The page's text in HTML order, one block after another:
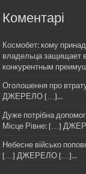
Коментарі
Космобет: кому
владельца защищает
конкурентным
Оголошення про
ДЖЕРЕЛО […]...
Дуже потрібна
Місце Рівне: […]
Небесне військо
[…] ДЖЕРЕЛО […]...